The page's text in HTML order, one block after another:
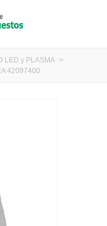
LED y PLASMA
>
42097400